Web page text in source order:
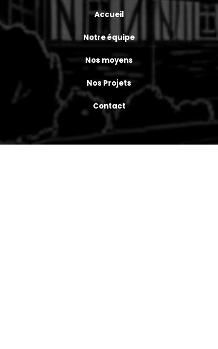
Accueil
Notre équipe
Nos moyens
Nos Projets
Contact